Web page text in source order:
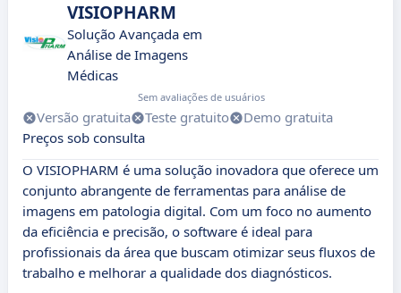
VISIOPHARM
Solução Avançada em
Análise de Imagens
Médicas
Sem avaliações de usuários
Versão gratuita Teste gratuito
Demo gratuita
Preços sob consulta
O VISIOPHARM é uma solução inovadora que oferece um
conjunto abrangente de ferramentas para análise de
imagens em patologia digital. Com um foco no aumento
da eficiência e precisão, o software é ideal para
profissionais da área que buscam otimizar seus fluxos de
trabalho e melhorar a qualidade dos diagnósticos.